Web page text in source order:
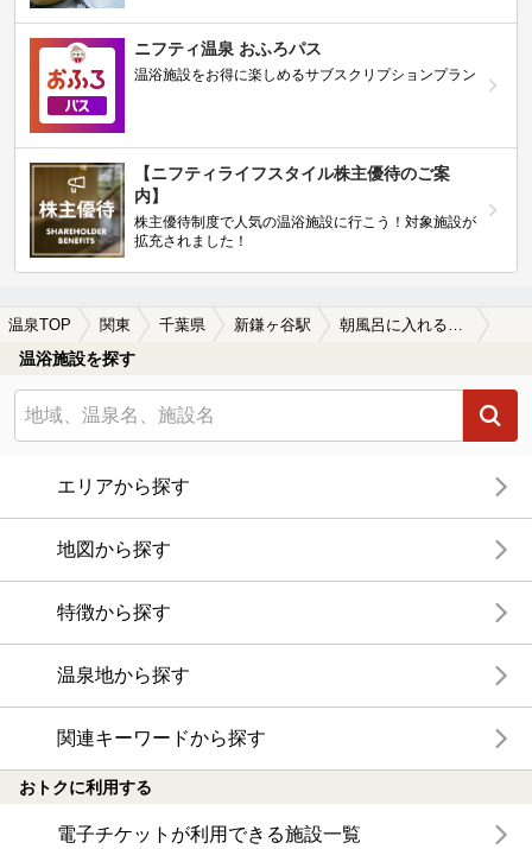
ニフティ温泉 おふろパス
温浴施設をお得に楽しめるサブスクリプションプラン
【ニフティライフスタイル株主優待のご案
内】
株主優待制度で人気の温浴施設に行こう！対象施設が
拡充されました！
温泉TOP 関東 千葉県 新鎌ヶ谷駅
温浴施設を探す
エリアから探す
地図から探す
特徴から探す
温泉地から探す
関連キーワードから探す
おトクに利用する
電子チケットが利用できる施設一覧